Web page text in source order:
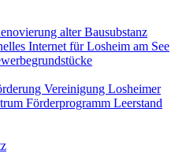
alter Bausubstanz
Internet für Losheim am See
Vereinigung Losheimer
Förderprogramm Leerstand